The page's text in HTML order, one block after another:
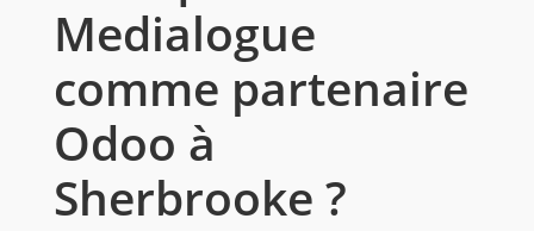
Medialogue
comme partenaire
Odoo à
Sherbrooke ?